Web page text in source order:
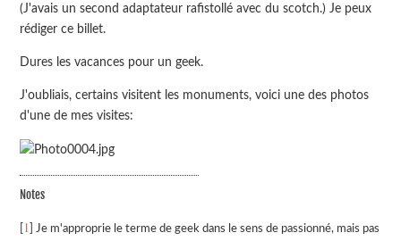
(J'avais un second adaptateur rafistollé avec du scotch.) Je peux
rédiger ce billet.
Dures les vacances pour un geek.
J'oubliais, certains visitent les monuments, voici une des photos
d'une de mes visites:
Notes
1 ] Je m'approprie le terme de geek dans le sens de passionné, mais pas